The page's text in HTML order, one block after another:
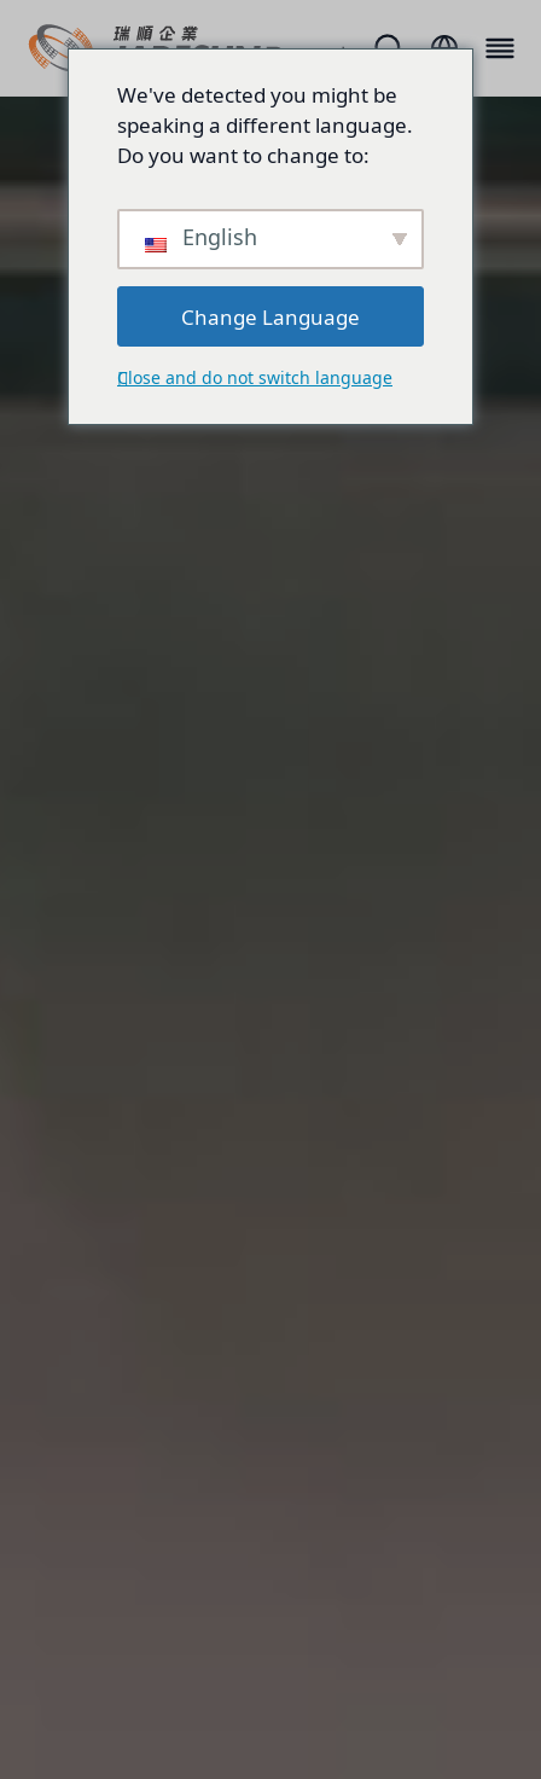
We've detected you might be
speaking a different language.
Do you want to change to:
English
Change Language
Close and do not switch language